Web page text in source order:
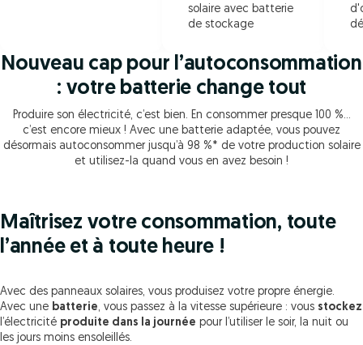
solaire avec batterie
de stockage
Nouveau cap pour l’autoconsommation
: votre batterie change tout
Produire son électricité, c’est bien. En consommer presque 100 %…
c’est encore mieux ! Avec une batterie adaptée, vous pouvez
désormais autoconsommer jusqu’à 98 %* de votre production solaire
et utilisez-la quand vous en avez besoin !
Maîtrisez votre consommation, toute
l’année et à toute heure !
Avec des panneaux solaires, vous produisez votre propre énergie.
Avec une batterie, vous passez à la vitesse supérieure : vous stockez
l’électricité produite dans la journée pour l’utiliser le soir, la nuit ou
les jours moins ensoleillés.